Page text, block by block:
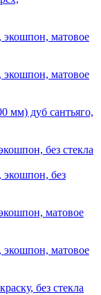
экошпон, матовое
экошпон, матовое
мм) дуб сантьяго,
без стекла
экошпон, без
матовое
экошпон, матовое
без стекла